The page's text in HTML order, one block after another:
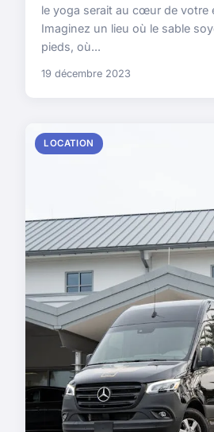
le yoga serait au cœur de votre
Imaginez un lieu où le sable
pieds, où...
19 décembre 2023
LOCATION